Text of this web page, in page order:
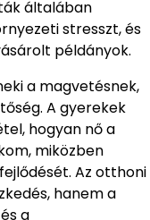
általában
stresszt, és
példányok.
a magvetésnek,
A gyerekek
hogyan nő a
miközben
Az otthoni
hanem a
a